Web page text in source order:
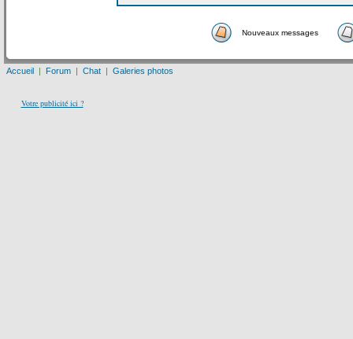
Nouveaux messages
Accueil | Forum | Chat | Galeries photos
Votre publicité ici ?